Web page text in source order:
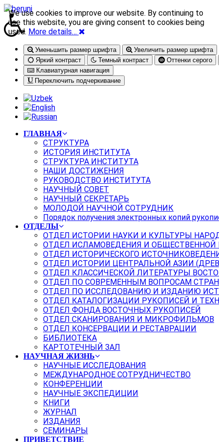
Уменьшить размер шрифта
Увеличить размер шрифта
Яркий контраст
Темный контраст
Оттенки серого
Клавиатурная навигация
Переключить подчеркивание
ГЛАВНАЯ
СТРУКТУРА
ИСТОРИЯ ИНСТИТУТА
СТРУКТУРА ИНСТИТУТА
НАШИ ДОСТИЖЕНИЯ
РУКОВОДСТВО ИНСТИТУТА
НАУЧНЫЙ СОВЕТ
НАУЧНЫЙ СЕКРЕТАРЬ
МОЛОДОЙ НАУЧНОЙ СОТРУДНИК
Порядок получения электронных копий
ОТДЕЛЫ
ОТДЕЛ ИСТОРИИ НАУКИ И КУЛЬТУРЫ
ОТДЕЛ ИСЛАМОВЕДЕНИЯ И
ОТДЕЛ ИСТОРИЧЕСКОГО
ОТДЕЛ ИСТОРИИ ЦЕНТРАЛЬНОЙ АЗИИ
ОТДЕЛ КЛАССИЧЕСКОЙ ЛИТЕРАТУРЫ
ОТДЕЛ ПО СОВРЕМЕННЫМ ВОПРОСАМ
ОТДЕЛ ПО ИССЛЕДОВАНИЮ И ИЗДАНИЮ
ОТДЕЛ КАТАЛОГИЗАЦИИ РУКОПИСЕЙ И
ОТДЕЛ ФОНДА ВОСТОЧНЫХ РУКОПИСЕЙ
ОТДЕЛ СКАНИРОВАНИЯ И МИКРОФИЛЬМОВ
ОТДЕЛ КОНСЕРВАЦИИ И РЕСТАВРАЦИИ
БИБЛИОТЕКА
КАРТОТЕЧНЫЙ ЗАЛ
НАУЧНАЯ ЖИЗНЬ
НАУЧНЫЕ ИССЛЕДОВАНИЯ
МЕЖДУНАРОДНОЕ СОТРУДНИЧЕСТВО
КОНФЕРЕНЦИИ
НАУЧНЫЕ ЭКСПЕДИЦИИ
КНИГИ
ЖУРНАЛ
ИЗДАНИЯ
СЕМИНАРЫ
ПРИВЕТСТВИЕ
We use cookies to improve our website. By continuing to
use this website, you are giving consent to cookies being
used. More details…